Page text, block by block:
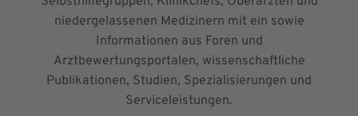
niedergelassenen Medizinern mit ein sowie
Informationen aus Foren und
Arztbewertungsportalen, wissenschaftliche
Publikationen, Studien, Spezialisierungen und
Serviceleistungen.